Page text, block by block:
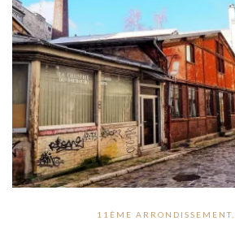
11ÈME ARRONDISSEMENT,